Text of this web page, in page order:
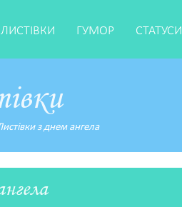
ЛИСТІВКИ ГУМОР СТАТУСИ
з днем ангела